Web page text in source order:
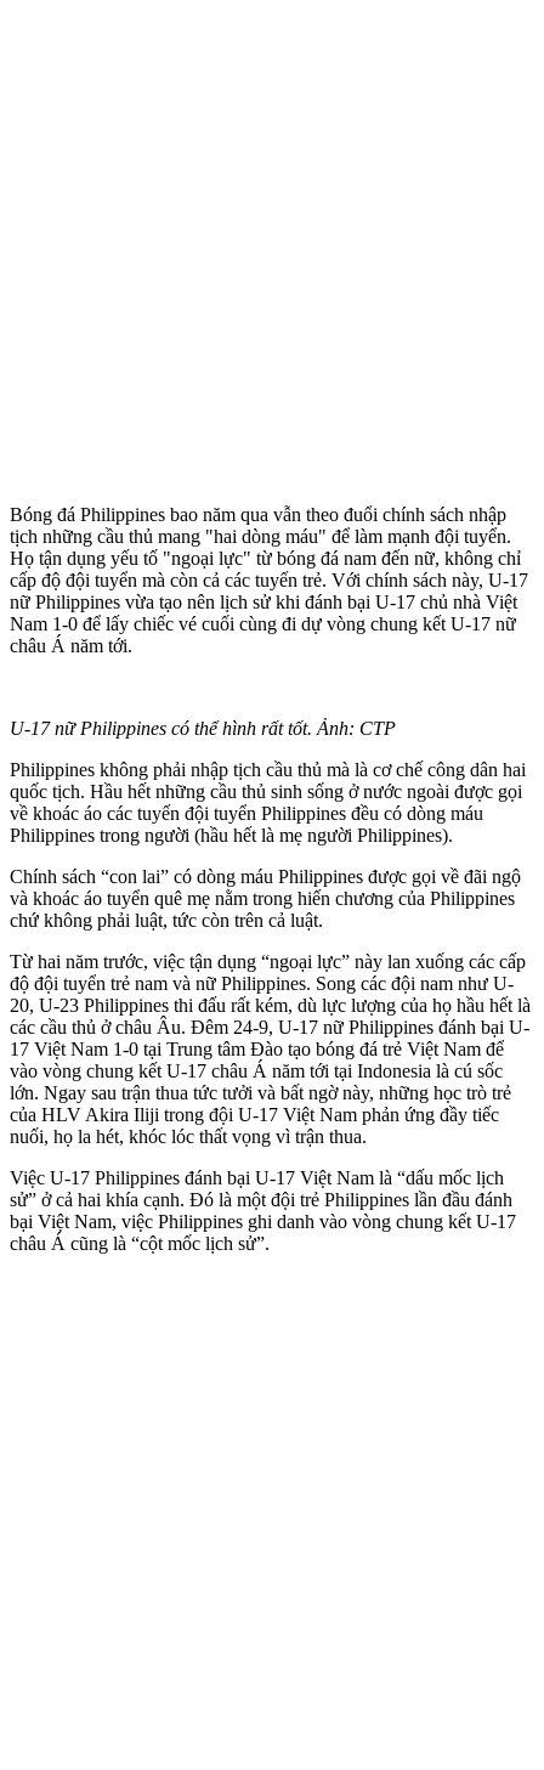
Bóng đá Philippines bao năm qua vẫn theo đuổi chính sách nhập
tịch những cầu thủ mang "hai dòng máu" để làm mạnh đội tuyển.
Họ tận dụng yếu tố "ngoại lực" từ bóng đá nam đến nữ, không chỉ
cấp độ đội tuyển mà còn cả các tuyến trẻ. Với chính sách này, U-17
nữ Philippines vừa tạo nên lịch sử khi đánh bại U-17 chủ nhà Việt
Nam 1-0 để lấy chiếc vé cuối cùng đi dự vòng chung kết U-17 nữ
châu Á năm tới.
U-17 nữ Philippines có thể hình rất tốt. Ảnh: CTP
Philippines không phải nhập tịch cầu thủ mà là cơ chế công dân hai
quốc tịch. Hầu hết những cầu thủ sinh sống ở nước ngoài được gọi
về khoác áo các tuyến đội tuyển Philippines đều có dòng máu
Philippines trong người (hầu hết là mẹ người Philippines).
Chính sách “con lai” có dòng máu Philippines được gọi về đãi ngộ
và khoác áo tuyển quê mẹ nằm trong hiến chương của Philippines
chứ không phải luật, tức còn trên cả luật.
Từ hai năm trước, việc tận dụng “ngoại lực” này lan xuống các cấp
độ đội tuyển trẻ nam và nữ Philippines. Song các đội nam như U-
20, U-23 Philippines thi đấu rất kém, dù lực lượng của họ hầu hết là
các cầu thủ ở châu Âu. Đêm 24-9, U-17 nữ Philippines đánh bại U-
17 Việt Nam 1-0 tại Trung tâm Đào tạo bóng đá trẻ Việt Nam để
vào vòng chung kết U-17 châu Á năm tới tại Indonesia là cú sốc
lớn. Ngay sau trận thua tức tưởi và bất ngờ này, những học trò trẻ
của HLV Akira Iliji trong đội U-17 Việt Nam phản ứng đầy tiếc
nuối, họ la hét, khóc lóc thất vọng vì trận thua.
Việc U-17 Philippines đánh bại U-17 Việt Nam là “dấu mốc lịch
sử” ở cả hai khía cạnh. Đó là một đội trẻ Philippines lần đầu đánh
bại Việt Nam, việc Philippines ghi danh vào vòng chung kết U-17
châu Á cũng là “cột mốc lịch sử”.